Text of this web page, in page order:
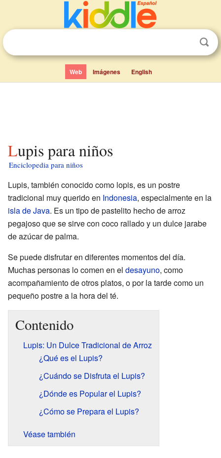
Web Imágenes English
Lupis para niños
Enciclopedia para niños
Lupis, también conocido como lopis, es un postre
tradicional muy querido en Indonesia, especialmente en la
isla de Java. Es un tipo de pastelito hecho de arroz
pegajoso que se sirve con coco rallado y un dulce jarabe
de azúcar de palma.
Se puede disfrutar en diferentes momentos del día.
Muchas personas lo comen en el desayuno, como
acompañamiento de otros platos, o por la tarde como un
pequeño postre a la hora del té.
Contenido
Lupis: Un Dulce Tradicional de Arroz
¿Qué es el Lupis?
¿Cuándo se Disfruta el Lupis?
¿Dónde es Popular el Lupis?
¿Cómo se Prepara el Lupis?
Véase también